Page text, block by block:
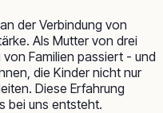
der Verbindung von
Als Mutter von drei
Familien passiert - und
die Kinder nicht nur
Diese Erfahrung
bei uns entsteht.